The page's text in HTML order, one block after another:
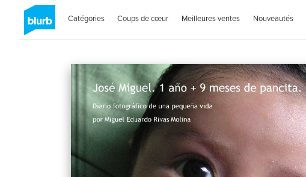
Catégories Coups de cœur Meilleures ventes Nouveautés